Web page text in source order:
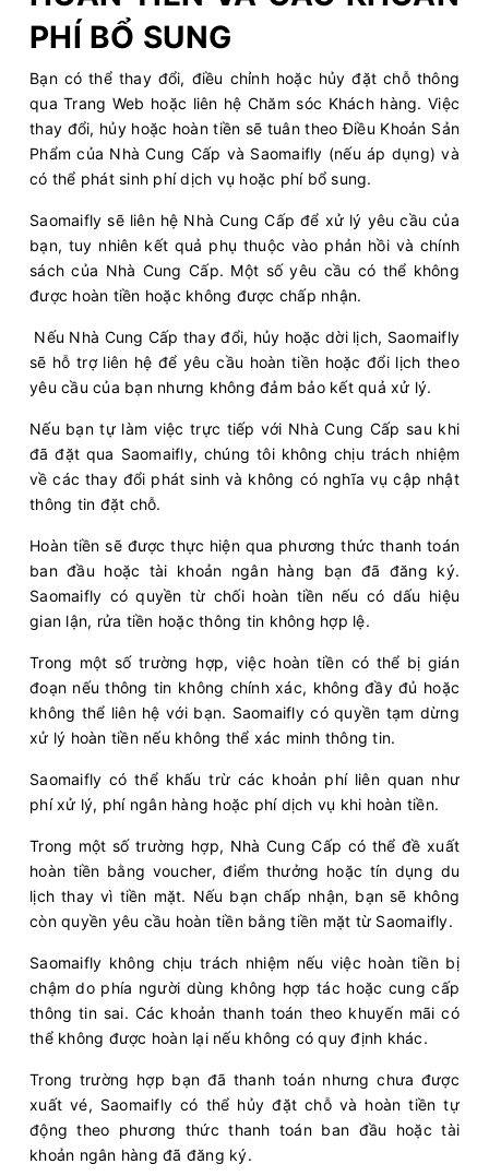
PHÍ BỔ SUNG
Bạn có thể thay đổi, điều chỉnh hoặc hủy đặt chỗ thông
qua Trang Web hoặc liên hệ Chăm sóc Khách hàng. Việc
thay đổi, hủy hoặc hoàn tiền sẽ tuân theo Điều Khoản Sản
Phẩm của Nhà Cung Cấp và Saomaifly (nếu áp dụng) và
có thể phát sinh phí dịch vụ hoặc phí bổ sung.
Saomaifly sẽ liên hệ Nhà Cung Cấp để xử lý yêu cầu của
bạn, tuy nhiên kết quả phụ thuộc vào phản hồi và chính
sách của Nhà Cung Cấp. Một số yêu cầu có thể không
được hoàn tiền hoặc không được chấp nhận.
Nếu Nhà Cung Cấp thay đổi, hủy hoặc dời lịch, Saomaifly
sẽ hỗ trợ liên hệ để yêu cầu hoàn tiền hoặc đổi lịch theo
yêu cầu của bạn nhưng không đảm bảo kết quả xử lý.
Nếu bạn tự làm việc trực tiếp với Nhà Cung Cấp sau khi
đã đặt qua Saomaifly, chúng tôi không chịu trách nhiệm
về các thay đổi phát sinh và không có nghĩa vụ cập nhật
thông tin đặt chỗ.
Hoàn tiền sẽ được thực hiện qua phương thức thanh toán
ban đầu hoặc tài khoản ngân hàng bạn đã đăng ký.
Saomaifly có quyền từ chối hoàn tiền nếu có dấu hiệu
gian lận, rửa tiền hoặc thông tin không hợp lệ.
Trong một số trường hợp, việc hoàn tiền có thể bị gián
đoạn nếu thông tin không chính xác, không đầy đủ hoặc
không thể liên hệ với bạn. Saomaifly có quyền tạm dừng
xử lý hoàn tiền nếu không thể xác minh thông tin.
Saomaifly có thể khấu trừ các khoản phí liên quan như
phí xử lý, phí ngân hàng hoặc phí dịch vụ khi hoàn tiền.
Trong một số trường hợp, Nhà Cung Cấp có thể đề xuất
hoàn tiền bằng voucher, điểm thưởng hoặc tín dụng du
lịch thay vì tiền mặt. Nếu bạn chấp nhận, bạn sẽ không
còn quyền yêu cầu hoàn tiền bằng tiền mặt từ Saomaifly.
Saomaifly không chịu trách nhiệm nếu việc hoàn tiền bị
chậm do phía người dùng không hợp tác hoặc cung cấp
thông tin sai. Các khoản thanh toán theo khuyến mãi có
thể không được hoàn lại nếu không có quy định khác.
Trong trường hợp bạn đã thanh toán nhưng chưa được
xuất vé, Saomaifly có thể hủy đặt chỗ và hoàn tiền tự
động theo phương thức thanh toán ban đầu hoặc tài
khoản ngân hàng đã đăng ký.